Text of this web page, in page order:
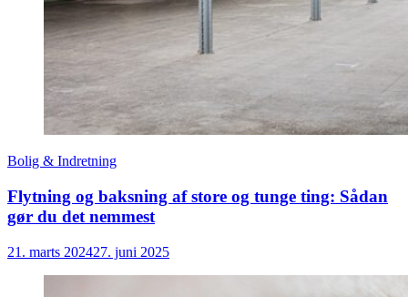
Bolig & Indretning
Flytning og baksning af store og tunge ting: Sådan
gør du det nemmest
21. marts 202427. juni 2025